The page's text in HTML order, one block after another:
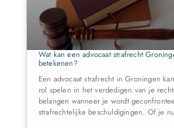
Wat kan een advocaat strafrecht
betekenen?
Een advocaat strafrecht in Groningen
rol spelen in het verdedigen van je
belangen wanneer je wordt
strafrechtelijke beschuldigingen. Of je